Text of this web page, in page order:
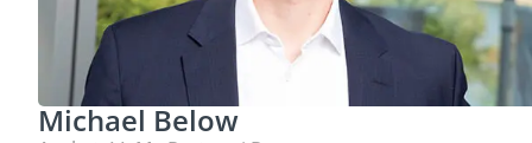
Michael Below